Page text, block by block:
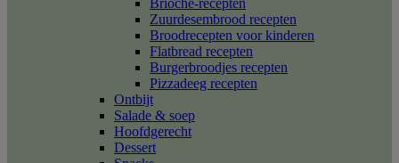
Brioche-recepten
Zuurdesembrood recepten
Broodrecepten voor kinderen
Flatbread recepten
Burgerbroodjes recepten
Pizzadeeg recepten
Ontbijt
Salade & soep
Hoofdgerecht
Dessert